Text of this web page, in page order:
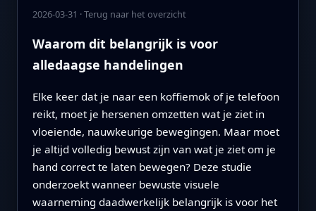
2026-03-31 ·Terug naar het overzicht
Waarom dit belangrijk is voor
alledaagse handelingen
Elke keer dat je naar een koffiemok of je telefoon
reikt, moet je hersenen omzetten wat je ziet in
vloeiende, nauwkeurige bewegingen. Maar moet
je altijd volledig bewust zijn van wat je ziet om je
hand correct te laten bewegen? Deze studie
onderzoekt wanneer bewuste visuele
waarneming daadwerkelijk belangrijk is voor het